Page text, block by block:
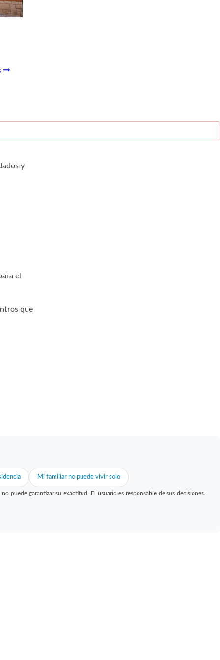
y
el
que
Mi familiar no puede vivir solo
puede garantizar su exactitud. El usuario es responsable de sus decisiones.